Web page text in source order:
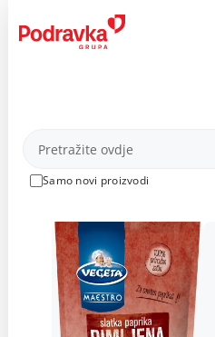
content
Proizvodi
Samo novi proizvodi